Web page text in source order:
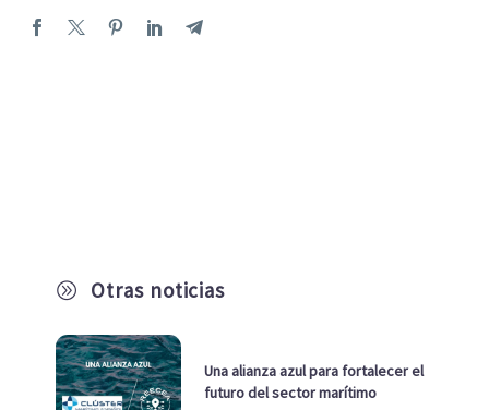
A Otras noticias
Una alianza azul para fortalecer el
futuro del sector marítimo